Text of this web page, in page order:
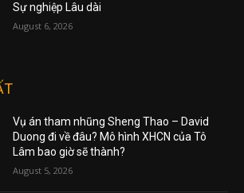
Sự nghiệp Lâu dài
August 6, 2026
Vụ án tham nhũng Sheng Thao – David
Duong đi về đâu? Mô hình XHCN của Tô
Lâm bao giờ sẽ thành?
August 5, 2026